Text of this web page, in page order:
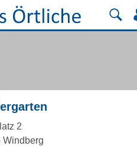
2
Windberg